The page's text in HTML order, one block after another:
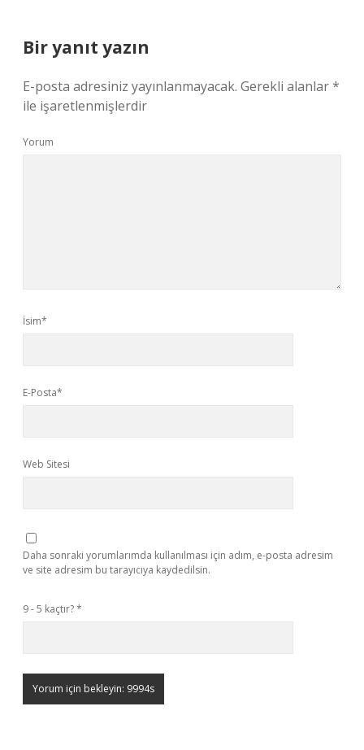
Bir yanıt yazın
E-posta adresiniz yayınlanmayacak. Gerekli alanlar*
ile işaretlenmişlerdir
Yorum
İsim*
E-Posta*
Web Sitesi
Daha sonraki yorumlarımda kullanılması için adım, e-posta adresim
ve site adresim bu tarayıcıya kaydedilsin.
9 - 5 kaçtır?*